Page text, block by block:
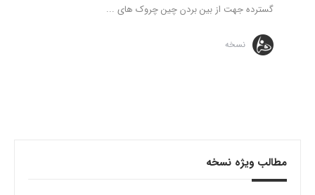
گسترده جهت از بین بردن چین چروک های ...
نسخه
مطالب ویژه نسخه